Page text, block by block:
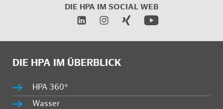
DIE HPA IM SOCIAL WEB
DIE HPA IM ÜBERBLICK
HPA 360°
Wasser